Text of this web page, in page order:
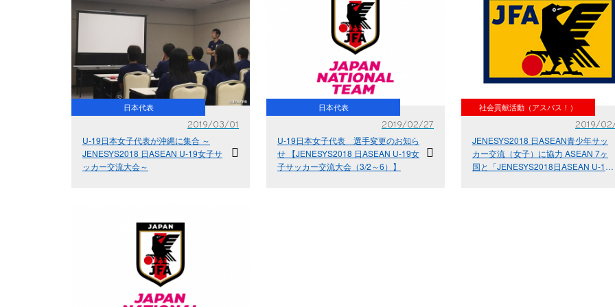
日本代表
2019/03/01
U-19日本女子代表が沖縄に集合 ～
JENESYS2018 日ASEAN U-19女子サ
ッカー交流大会～
日本代表
2019/02/27
U-19日本女子代表 選手変更のお知ら
せ 【JENESYS2018 日ASEAN U-19女
子サッカー交流大会（3/2～6）】
社会貢献活動（アスパス！）
2019/
JENESYS2018 日ASEAN青少年サッ
カー交流（女子）に協力 ASEAN 7ヶ
国と「JENESYS2018日ASEAN U-19